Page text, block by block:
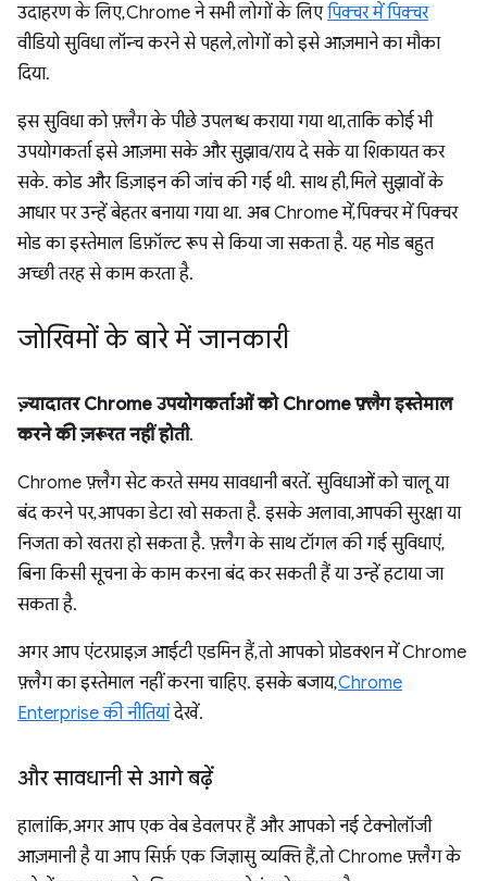
उदाहरण के लिए, Chrome ने सभी लोगों के लिएपिक्चर में पिक्चर
वीडियो सुविधा लॉन्च करने से पहले, लोगों को इसे आज़माने का मौका
दिया.
इस सुविधा को फ़्लैग के पीछे उपलब्ध कराया गया था, ताकि कोई भी
उपयोगकर्ता इसे आज़मा सके और सुझाव/राय दे सके या शिकायत कर
सके. कोड और डिज़ाइन की जांच की गई थी. साथ ही, मिले सुझावों के
आधार पर उन्हें बेहतर बनाया गया था. अब Chrome में, पिक्चर में पिक्चर
मोड का इस्तेमाल डिफ़ॉल्ट रूप से किया जा सकता है. यह मोड बहुत
अच्छी तरह से काम करता है.
जोखिमों के बारे में जानकारी
ज़्यादातर Chrome उपयोगकर्ताओं को Chrome फ़्लैग इस्तेमाल
करने की ज़रूरत नहीं होती.
Chrome फ़्लैग सेट करते समय सावधानी बरतें. सुविधाओं को चालू या
बंद करने पर, आपका डेटा खो सकता है. इसके अलावा, आपकी सुरक्षा या
निजता को खतरा हो सकता है. फ़्लैग के साथ टॉगल की गई सुविधाएं,
बिना किसी सूचना के काम करना बंद कर सकती हैं या उन्हें हटाया जा
सकता है.
अगर आप एंटरप्राइज़ आईटी एडमिन हैं, तो आपको प्रोडक्शन में Chrome
फ़्लैग का इस्तेमाल नहीं करना चाहिए. इसके बजाय,Chrome
Enterprise की नीतियांदेखें.
और सावधानी से आगे बढ़ें
हालांकि, अगर आप एक वेब डेवलपर हैं और आपको नई टेक्नोलॉजी
आज़मानी है या आप सिर्फ़ एक जिज्ञासु व्यक्ति हैं, तो Chrome फ़्लैग के